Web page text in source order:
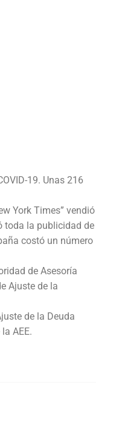
19. Unas 216
York Times” vendió
toda la publicidad de
costó un número
de Asesoría
Ajuste de la
de la Deuda
AEE.